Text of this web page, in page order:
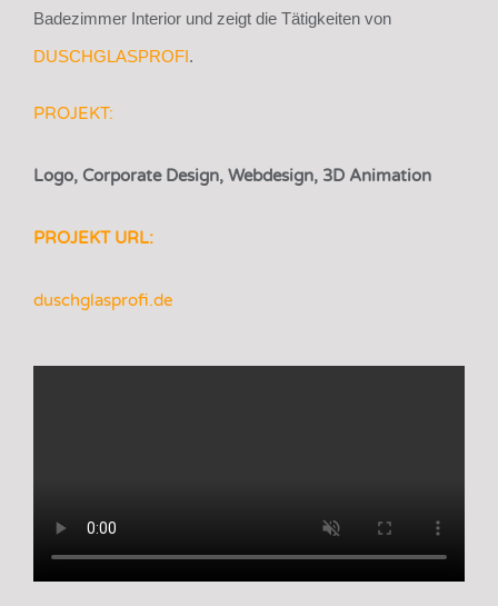
Badezimmer Interior und zeigt die Tätigkeiten von
DUSCHGLASPROFI.
PROJEKT:
Logo, Corporate Design, Webdesign, 3D Animation
PROJEKT URL:
duschglasprofi.de